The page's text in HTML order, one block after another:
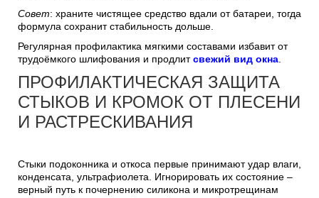
Совет: храните чистящее средство вдали от батареи, тогда
формула сохранит стабильность дольше.
Регулярная профилактика мягкими составами избавит от
трудоёмкого шлифования и продлитсвежий вид окна
ПРОФИЛАКТИЧЕСКАЯ ЗАЩИТА
СТЫКОВ И КРОМОК ОТ ПЛЕСЕНИ
И РАСТРЕСКИВАНИЯ
Стыки подоконника и откоса первые принимают удар влаги,
конденсата, ультрафиолета. Игнорировать их состояние –
верный путь к почернению силикона и микротрещинам